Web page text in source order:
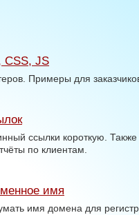
CSS, JS
Примеры для
ссылки короткую. Также
по клиентам.
имя
имя домена для